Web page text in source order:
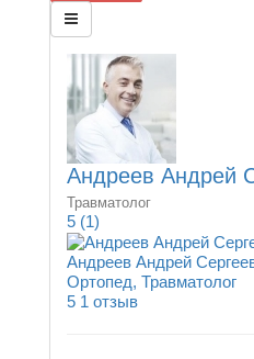
Андреев Андрей
Травматолог
5 (1)
Андреев Андрей
Ортопед, Травматолог
5 1 отзыв